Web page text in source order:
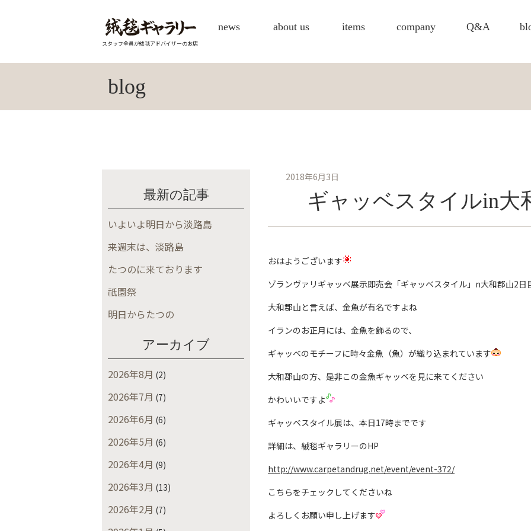
スタッフ全員が絨毯アドバイザーのお店
news about us items company Q&A
blog
最新の記事
いよいよ明日から淡路島
来週末は、淡路島
たつのに来ております
祇園祭
明日からたつの
アーカイブ
2026年8月 (2)
2026年7月 (7)
2026年6月 (6)
2026年5月 (6)
2026年4月 (9)
2026年3月 (13)
2026年2月 (7)
2018年6月3日
ギャッベスタイルin大
おはようございます
ゾランヴァリギャッベ展示即売会「ギャッベスタイル」n大和郡山2日
大和郡山と言えば、金魚が有名ですよね
イランのお正月には、金魚を飾るので、
ギャッベのモチーフに時々金魚（魚）が織り込まれています
大和郡山の方、是非この金魚ギャッベを見に来てください
かわいいですよ
ギャッベスタイル展は、本日17時までです
詳細は、絨毯ギャラリーのHP
http://www.carpetandrug.net/event/event-372/
こちらをチェックしてくださいね
よろしくお願い申し上げます